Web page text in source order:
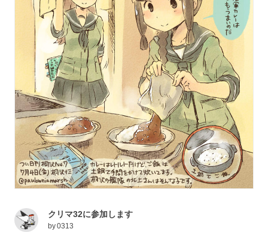
クリマ32に参加します
by0313